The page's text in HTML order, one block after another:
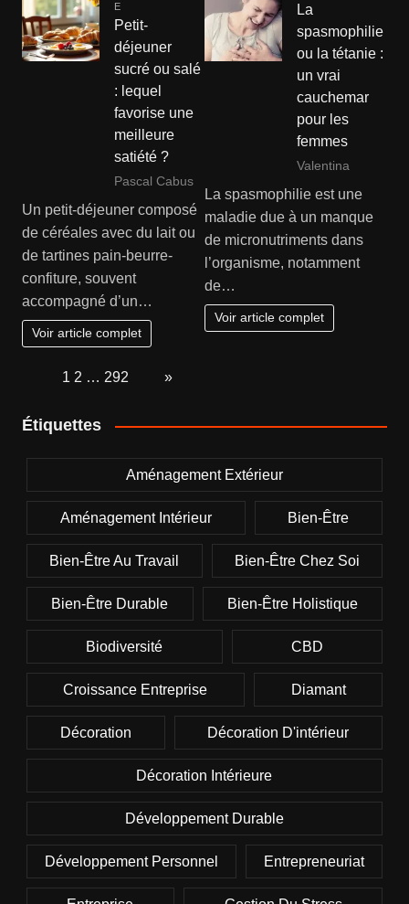
E
Petit-
déjeuner
sucré ou salé
: lequel
favorise une
meilleure
satiété ?
Pascal Cabus
Un petit-déjeuner composé
de céréales avec du lait ou
de tartines pain-beurre-
confiture, souvent
accompagné d’un…
Voir article complet
La
spasmophilie
ou la tétanie :
un vrai
cauchemar
pour les
femmes
Valentina
La spasmophilie est une
maladie due à un manque
de micronutriments dans
l’organisme, notamment
de…
Voir article complet
1 2 … 292 »
Étiquettes
Aménagement Extérieur
Aménagement Intérieur Bien-Être
Bien-Être Au Travail Bien-Être Chez Soi
Bien-Être Durable Bien-Être Holistique
Biodiversité CBD
Croissance Entreprise Diamant
Décoration Décoration D'intérieur
Décoration Intérieure
Développement Durable
Développement Personnel Entrepreneuriat